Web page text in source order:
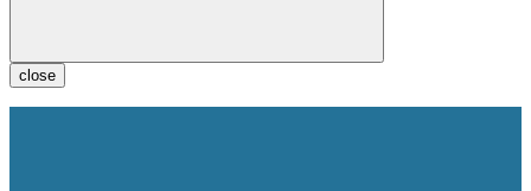
close